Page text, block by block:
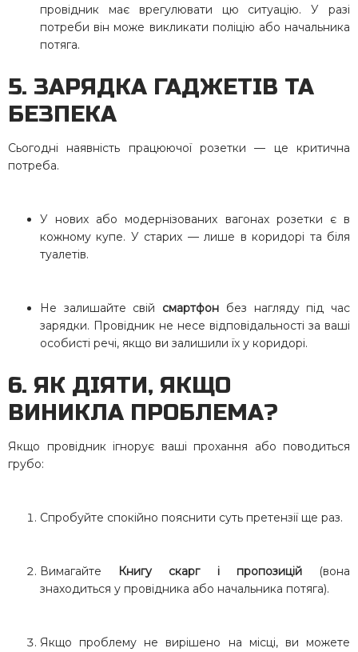
провідник має врегулювати цю ситуацію. У разі
потреби він може викликати поліцію або начальника
потяга.
5. ЗАРЯДКА ГАДЖЕТІВ ТА
БЕЗПЕКА
Сьогодні наявність працюючої розетки — це критична
потреба.
У нових або модернізованих вагонах розетки є в
кожному купе. У старих — лише в коридорі та біля
туалетів.
Не залишайте свій смартфон без нагляду під час
зарядки. Провідник не несе відповідальності за ваші
особисті речі, якщо ви залишили їх у коридорі.
6. ЯК ДІЯТИ, ЯКЩО
ВИНИКЛА ПРОБЛЕМА?
Якщо провідник ігнорує ваші прохання або поводиться
грубо:
Спробуйте спокійно пояснити суть претензії ще раз.
Вимагайте Книгу скарг і пропозицій(вона
знаходиться у провідника або начальника потяга).
Якщо проблему не вирішено на місці, ви можете